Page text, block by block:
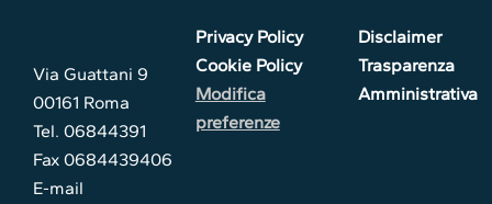
Via Guattani 9
00161 Roma
Tel. 06844391
Fax 0684439406
E-mail
Privacy Policy
Cookie Policy
Modifica
preferenze
Disclaimer
Trasparenza
Amministrativa